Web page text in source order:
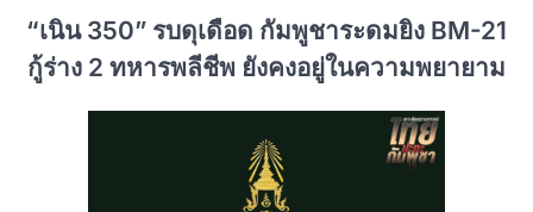
“เนิน 350” รบดุเดือด กัมพูชาระดมยิง BM-21
กู้ร่าง 2 ทหารพลีชีพ ยังคงอยู่ในความพยายาม